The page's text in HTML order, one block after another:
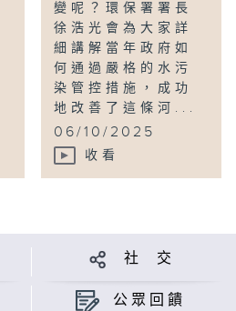
變呢？環保署署長
徐浩光會為大家詳
細講解當年政府如
何通過嚴格的水污
染管控措施，成功
地改善了這條河...
06/10/2025
收看
社 交
公眾回饋